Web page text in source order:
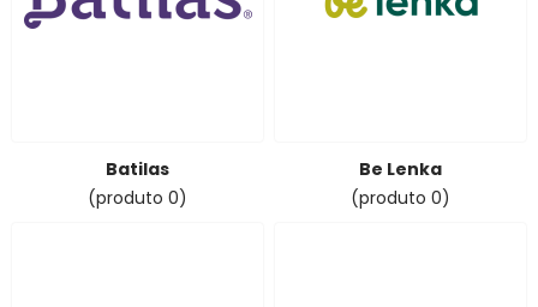
Batilas
(produto 0)
Be Lenka
(produto 0)